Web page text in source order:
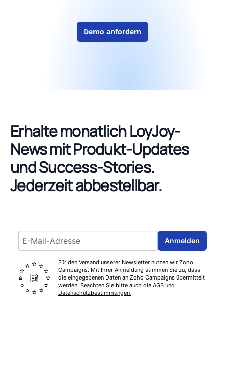
Demo anfordern
Erhalte monatlich LoyJoy-
News mit Produkt-Updates
und Success-Stories.
Jederzeit abbestellbar.
Email address Anmelden
Für den Versand unserer Newsletter nutzen wir Zoho
Campaigns. Mit Ihrer Anmeldung stimmen Sie zu, dass
die eingegebenen Daten an Zoho Campaigns übermittelt
werden. Beachten Sie bitte auch die AGB und
Datenschutzbestimmungen .